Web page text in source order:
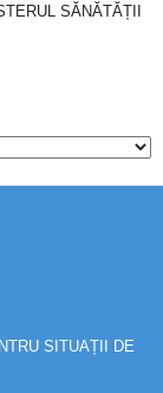
SĂNĂTĂȚII
SITUAȚII DE